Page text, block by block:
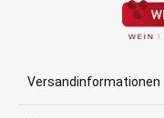
Versandinformationen